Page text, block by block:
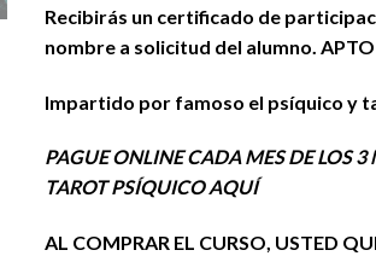
Recibirás un certificado de
nombre a solicitud del alumno. APTO
Impartido por famoso el psíquico y
PAGUE ONLINE CADA MES DE LOS 3
TAROT PSÍQUICO AQUÍ
AL COMPRAR EL CURSO, USTED